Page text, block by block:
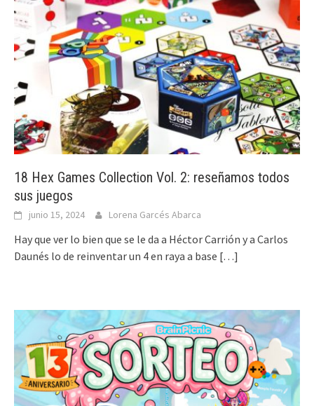
18 Hex Games Collection Vol. 2: reseñamos todos
sus juegos
junio 15, 2024 Lorena Garcés Abarca
Hay que ver lo bien que se le da a Héctor Carrión y a Carlos
Daunés lo de reinventar un 4 en raya a base […]